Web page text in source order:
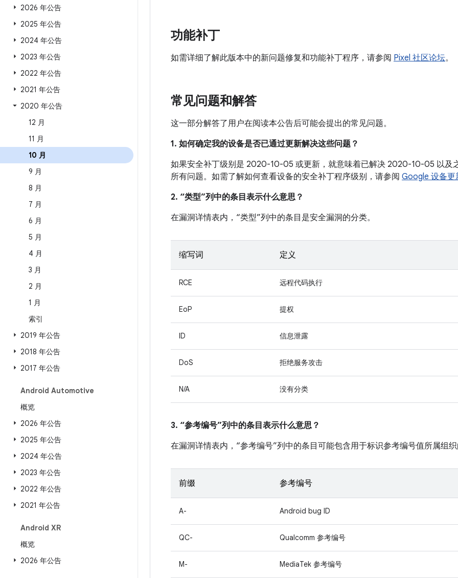
2026 年公告
2025 年公告
2024 年公告
2023 年公告
2022 年公告
2021 年公告
2020 年公告
12 月
11 月
10 月
9 月
8 月
7 月
6 月
5 月
4 月
3 月
2 月
1 月
索引
2019 年公告
2018 年公告
2017 年公告
Android Automotive
概览
2026 年公告
2025 年公告
2024 年公告
2023 年公告
2022 年公告
2021 年公告
Android XR
概览
2026 年公告
功能补丁
如需详细了解此版本中的新问题修复和功能补丁程序，请参阅 Pixel 社区论坛。
常见问题和解答
这一部分解答了用户在阅读本公告后可能会提出的常见问题。
1. 如何确定我的设备是否已通过更新解决这些问题？
如果安全补丁级别是 2020-10-05 或更新，就意味着已解决 2020-10-05 以及
所有问题。如需了解如何查看设备的安全补丁程序级别，请参阅 Google 设备更
2. “类型”列中的条目表示什么意思？
在漏洞详情表内，“类型”列中的条目是安全漏洞的分类。
缩写词 定义
RCE 远程代码执行
EoP 提权
ID 信息泄露
DoS 拒绝服务攻击
N/A 没有分类
3. “参考编号”列中的条目表示什么意思？
在漏洞详情表内，“参考编号”列中的条目可能包含用于标识参考编号值所属组
前缀 参考编号
A- Android bug ID
QC- Qualcomm 参考编号
M- MediaTek 参考编号